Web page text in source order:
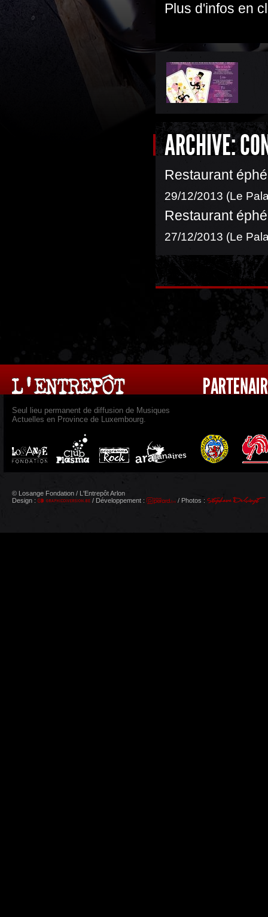
Plus d'infos en
ARCHIVE:
Restaurant
29/12/2013 (Le
Restaurant
27/12/2013 (Le
Seul lieu permanent de diffusion de Musiques
Actuelles en Province de Luxembourg.
© Losange Fondation / L'Entrepôt Arlon
Design :
/ Développement : / Photos :